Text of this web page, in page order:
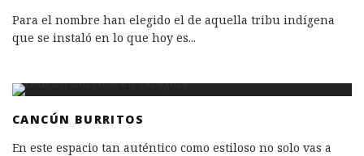
Para el nombre han elegido el de aquella tribu indígena
que se instaló en lo que hoy es...
CANCÚN BURRITOS
En este espacio tan auténtico como estiloso no solo vas a